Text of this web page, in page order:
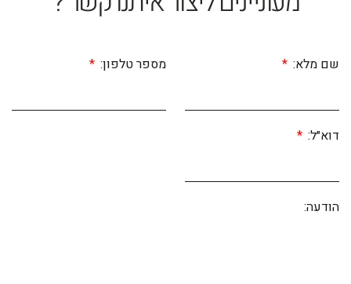
שם מלא: מספר טלפון:
דוא״ל:
הודעה: